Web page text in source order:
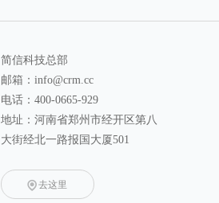
简信科技总部
邮箱：info@crm.cc
电话：400-0665-929
地址：河南省郑州市经开区第八
大街经北一路报国大厦501
去这里